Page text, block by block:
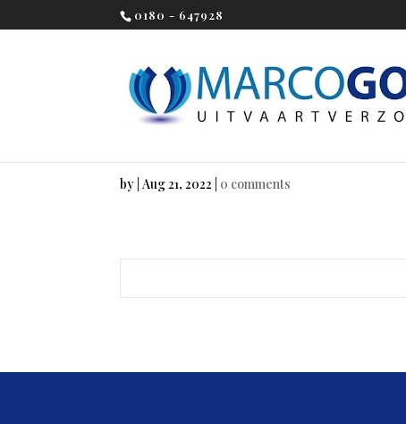
0180 - 647928
by |Aug 21, 2022 0 comments